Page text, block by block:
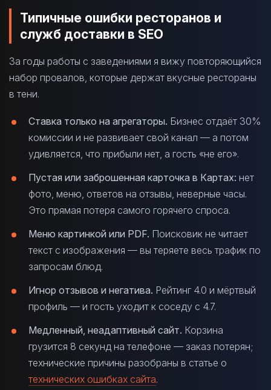
Типичные ошибки ресторанов и
служб доставки в SEO
За годы работы с заведениями я вижу повторяющийся
набор провалов, которые держат вкусные рестораны
в тени.
Ставка только на агрегаторы. Бизнес отдаёт 30%
комиссии и не развивает свой канал — а потом
удивляется, что прибыли нет, а гость «не его».
Пустая или заброшенная карточка в Картах: нет
фото, меню, ответов на отзывы, неверные часы.
Это прямая потеря самого горячего спроса.
Меню картинкой или PDF. Поисковик не читает
текст с изображения — вы теряете весь трафик по
запросам блюд.
Игнор отзывов и негатива. Рейтинг 4.0 и мёртвый
профиль — и гость уходит к соседу с 4.7.
Медленный, неадаптивный сайт. Корзина
грузится 8 секунд на телефоне — заказ потерян;
технические причины разобраны в статье о
технических ошибках сайта.